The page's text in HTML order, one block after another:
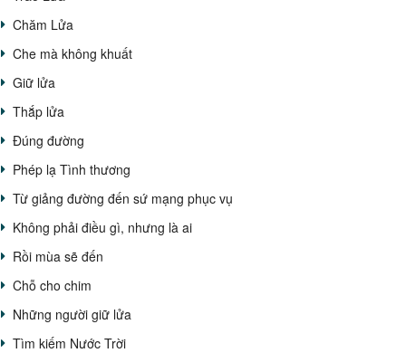
Chăm Lửa
Che mà không khuất
Giữ lửa
Thắp lửa
Đúng đường
Phép lạ Tình thương
Từ giảng đường đến sứ mạng phục vụ
Không phải điều gì, nhưng là ai
Rồi mùa sẽ đến
Chỗ cho chim
Những người giữ lửa
Tìm kiếm Nước Trời